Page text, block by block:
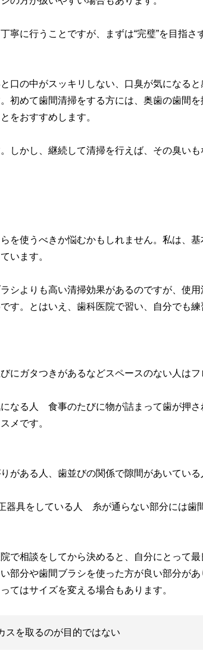
寧に行うことですが、まずは“完璧”を目指さ
口の中がスッキリしない、口臭が気になる
初めて歯間清掃をする方には、奥歯の歯間を
をおすすめします。
しかし、継続して清掃を行えば、その臭いも
を使うべきか悩むかもしれません。私は、
います。
シよりも高い清掃効果があるのですが、使
す。とはいえ、歯科医院で習い、自分でも練
にガタつきがあるなどスペースのない人はフ
になる人 食事のたびに物が詰まって歯が押
メです。
がある人、歯並びの関係で隙間があいてい
器具をしている人 糸が通らない部分には歯
で相談をしてから決めると、自分にとって最
部分や歯間ブラシを使った方が良い部分が
てはサイズを変える場合もあります。
スを取るのが目的ではない